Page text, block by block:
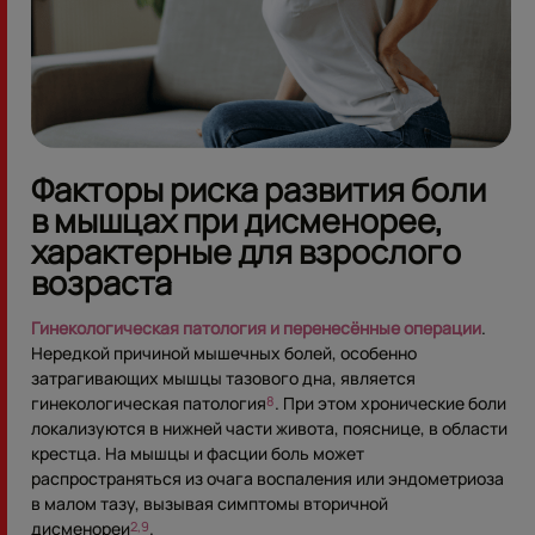
Факторы риска развития боли
в мышцах при дисменорее,
характерные для взрослого
возраста
Гинекологическая патология и перенесённые операции.
Нередкой причиной мышечных болей, особенно
затрагивающих мышцы тазового дна, является
гинекологическая патология8. При этом хронические боли
локализуются в нижней части живота, пояснице, в области
крестца. На мышцы и фасции боль может
распространяться из очага воспаления или эндометриоза
в малом тазу, вызывая симптомы вторичной
дисменореи2,9.